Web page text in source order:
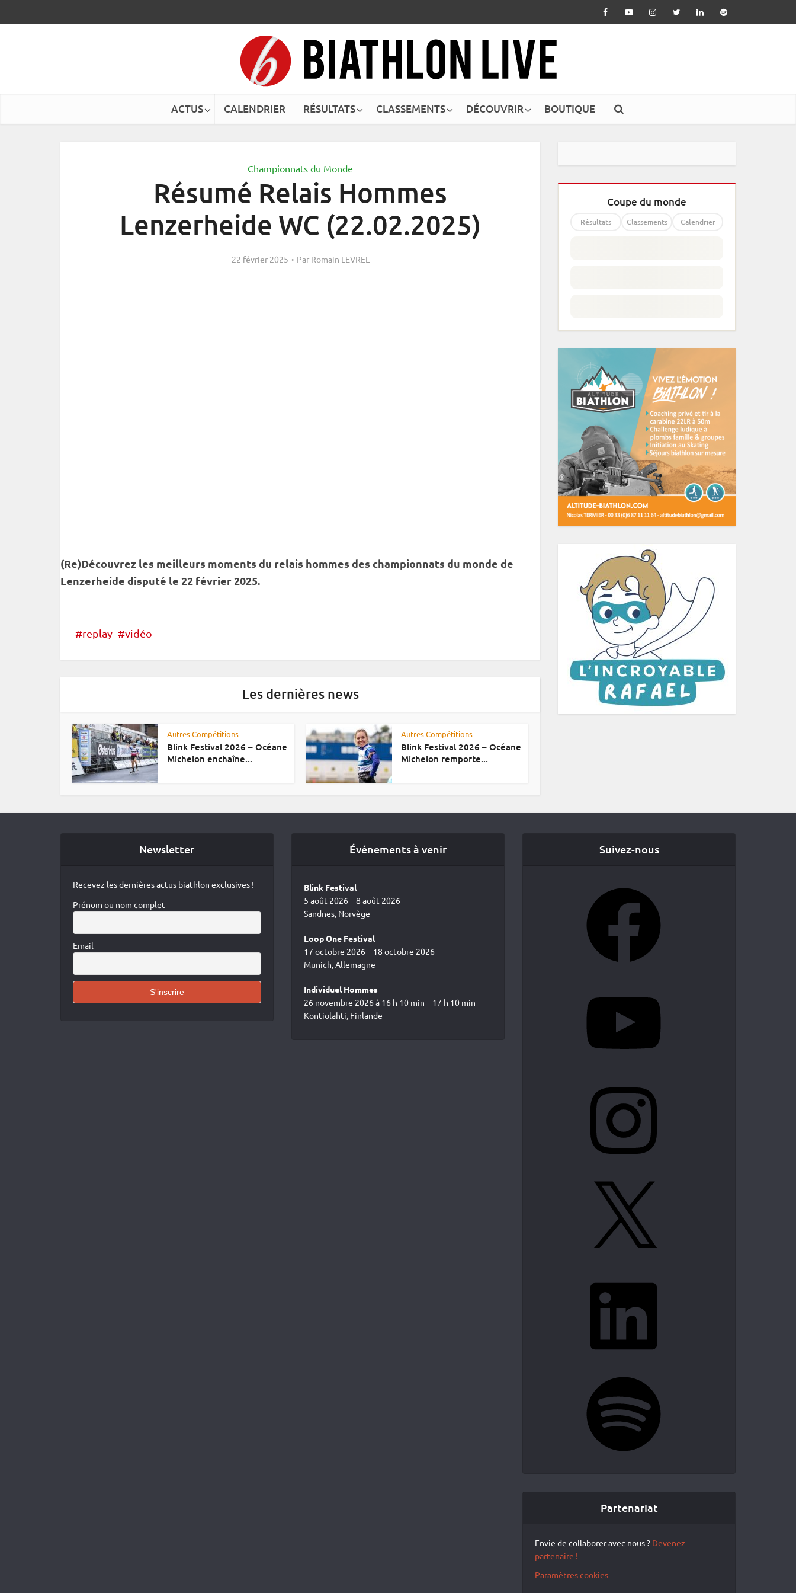
ACTUS CALENDRIER RÉSULTATS CLASSEMENTS DÉCOUVRIR BOUTIQUE
Championnats du Monde
Résumé Relais Hommes
Lenzerheide WC (22.02.2025)
22 février 2025 Par Romain LEVREL
(Re)Découvrez les meilleurs moments du relais hommes des championnats du monde de
Lenzerheide disputé le 22 février 2025.
replay vidéo
Les dernières news
Autres Compétitions
Blink Festival 2026 – Océane
Michelon enchaîne...
Autres Compétitions
Blink Festival 2026 – Océane
Michelon remporte...
Coupe du monde
Résultats Classements Calendrier
Newsletter
Recevez les dernières actus biathlon exclusives !
Prénom ou nom complet
Email
Événements à venir
Blink Festival
5 août 2026 – 8 août 2026
Sandnes, Norvège
Loop One Festival
17 octobre 2026 – 18 octobre 2026
Munich, Allemagne
Individuel Hommes
26 novembre 2026 à 16 h 10 min – 17 h 10 min
Kontiolahti, Finlande
Suivez-nous
Partenariat
Envie de collaborer avec nous ? Devenez
partenaire !
Paramètres cookies